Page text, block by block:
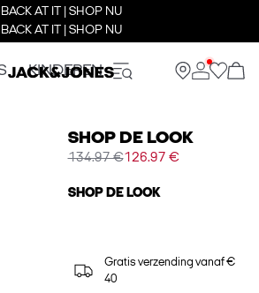
BACK AT IT | SHOP NU
BACK AT IT | SHOP NU
KINDEREN
SHOP DE LOOK
134.97 €126.97 €
SHOP DE LOOK
Gratis verzending vanaf €
40